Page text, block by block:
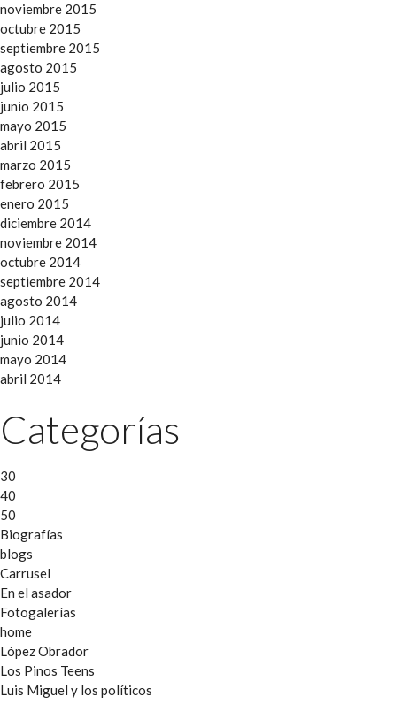
noviembre 2015
octubre 2015
septiembre 2015
agosto 2015
julio 2015
junio 2015
mayo 2015
abril 2015
marzo 2015
febrero 2015
enero 2015
diciembre 2014
noviembre 2014
octubre 2014
septiembre 2014
agosto 2014
julio 2014
junio 2014
mayo 2014
abril 2014
Categorías
30
40
50
Biografías
blogs
Carrusel
En el asador
Fotogalerías
home
López Obrador
Los Pinos Teens
Luis Miguel y los políticos